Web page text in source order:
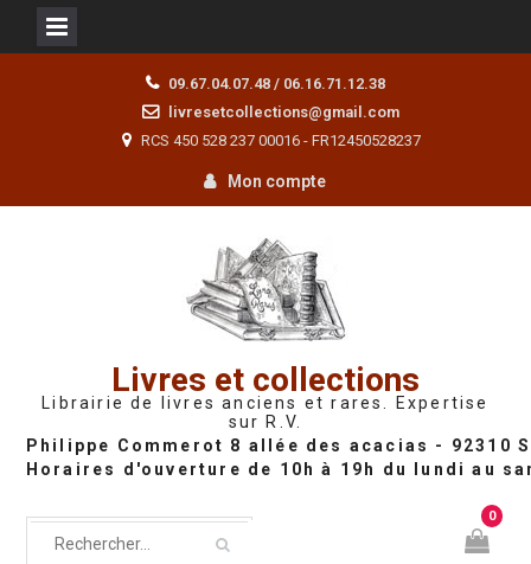
09.67.04.07.48 / 06.16.71.12.38
livresetcollections@gmail.com
RCS 450 528 237 00016 - FR12450528237
Mon compte
Livres et collections
Librairie de livres anciens et rares. Expertise
sur R.V.
0